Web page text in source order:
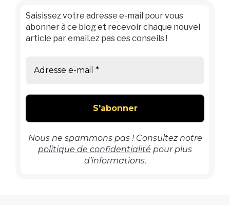
Saisissez votre adresse e-mail pour vous
abonner à ce blog et recevoir chaque nouvel
article par email.ez pas ces conseils !
Nous ne spammons pas ! Consultez notre
politique de confidentialité pour plus
d’informations.